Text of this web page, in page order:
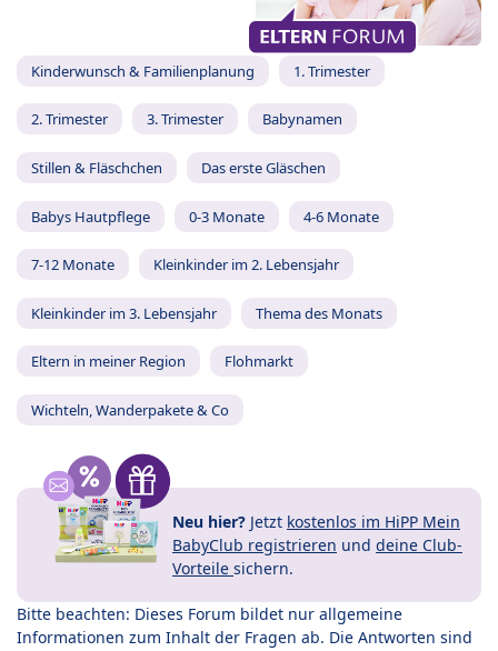
Kinderwunsch & Familienplanung 1. Trimester
2. Trimester 3. Trimester Babynamen
Stillen & Fläschchen Das erste Gläschen
Babys Hautpflege 0-3 Monate 4-6 Monate
7-12 Monate Kleinkinder im 2. Lebensjahr
Kleinkinder im 3. Lebensjahr Thema des Monats
Eltern in meiner Region Flohmarkt
Wichteln, Wanderpakete & Co
Neu hier? Jetzt kostenlos im HiPP Mein
BabyClub registrieren und deine Club-
Vorteile sichern.
Bitte beachten: Dieses Forum bildet nur allgemeine
Informationen zum Inhalt der Fragen ab. Die Antworten sind